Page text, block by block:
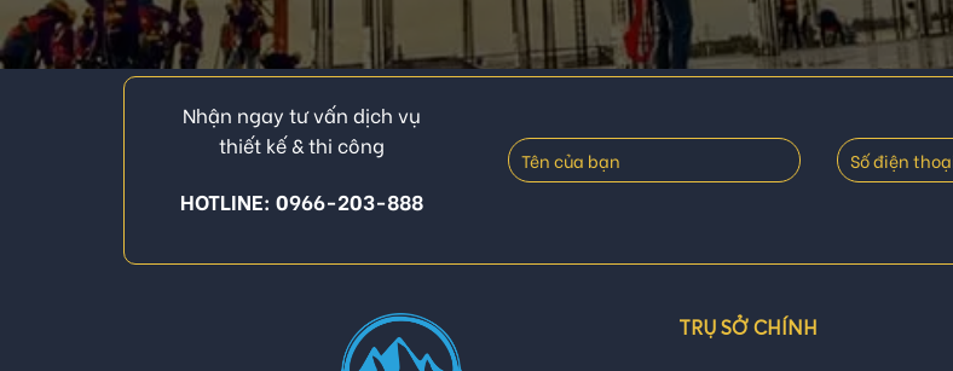
Nhận ngay tư vấn dịch vụ
thiết kế & thi công
HOTLINE: 0966-203-888
TRỤ SỞ CHÍNH